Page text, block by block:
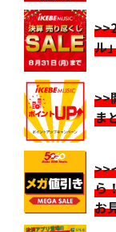
ル
>>
ま
>>
ら
お